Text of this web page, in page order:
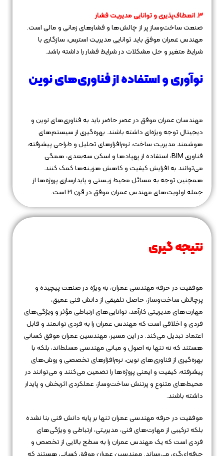
3. انعطاف‌پذیری و توانایی مدیریت فشار
صنعت ساخت‌وساز پر از چالش‌ها و فشارهای زمانی و مالی است.
مهندس عمران موفق باید توانایی مدیریت استرس، سازگاری با
شرایط متغیر و حل مشکلات در شرایط فشار را داشته باشد.
نوآوری و استفاده از فناوری‌های نوین
مهندسان عمران موفق در عصر حاضر باید به فناوری‌های نوین و
دیجیتال توجه ویژه‌ای داشته باشند. بهره‌گیری از سیستم‌های
هوشمند مدیریت ساخت، نرم‌افزارهای تحلیل و طراحی پیشرفته،
فناوری BIM، استفاده از پهپادها و اسکن سه‌بعدی، همگی
می‌توانند به افزایش کیفیت و کاهش هزینه‌ها کمک کنند.
همچنین توجه به مسائل محیط زیستی و پایدارسازی پروژه‌ها از
جمله اولویت‌های مهندس عمران موفق در قرن ۲۱ است.
نتیجه‌ گیری
موفقیت در حرفه مهندسی عمران، به ویژه در صنعت پیچیده و
پرچالش ساخت‌وساز، حاصل تلفیقی از دانش فنی عمیق،
مهارت‌های مدیریتی کارآمد، توانایی‌های ارتباطی مؤثر و ویژگی‌های
فردی و اخلاقی است که مهندس عمران را به فردی توانمند و قابل
اعتماد تبدیل می‌کند. در این مسیر، مهندسین عمران موفق کسانی
هستند که نه تنها به اصول و مبانی مهندسی مسلط‌اند، بلکه با
بهره‌گیری از فناوری‌های نوین، نرم‌افزارهای تخصصی و روش‌های
پیشرفته، کیفیت و ایمنی پروژه‌ها را تضمین می‌کنند و می‌توانند در
محیط‌های متنوع و پرتنش ساخت‌وساز، عملکردی اثربخش و پایدار
داشته باشند.
موفقیت در حرفه مهندسی عمران تنها بر پایه دانش فنی بنا نشده
بلکه ترکیبی از مهارت‌های فنی، مدیریتی، ارتباطی و ویژگی‌های
فردی است که یک مهندس عمران را به سطح بالایی از تخصص و